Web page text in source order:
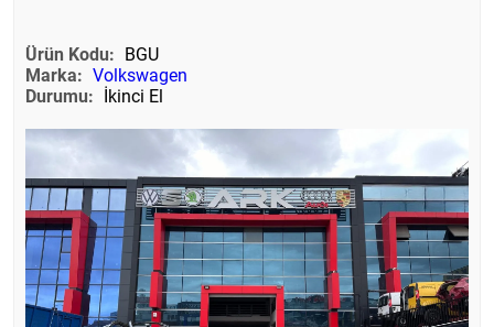
Ürün Kodu: BGU
Marka: Volkswagen
Durumu: İkinci El